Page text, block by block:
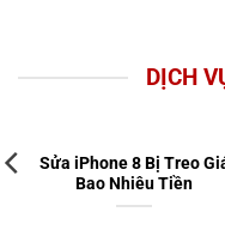
DỊCH
Sửa iPhone 8 Bị Treo
Bao Nhiêu Tiền